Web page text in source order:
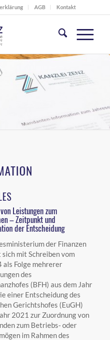
AGB Kontakt
Leistungen zum
– Zeitpunkt und
der Entscheidung
der Finanzen
sich mit Schreiben vom
als Folge mehrerer
des
(BFH) aus dem Jahr
einer Entscheidung des
Gerichtshofes (EuGH)
2021 zur Zuordnung von
zum Betriebs- oder
im Rahmen des